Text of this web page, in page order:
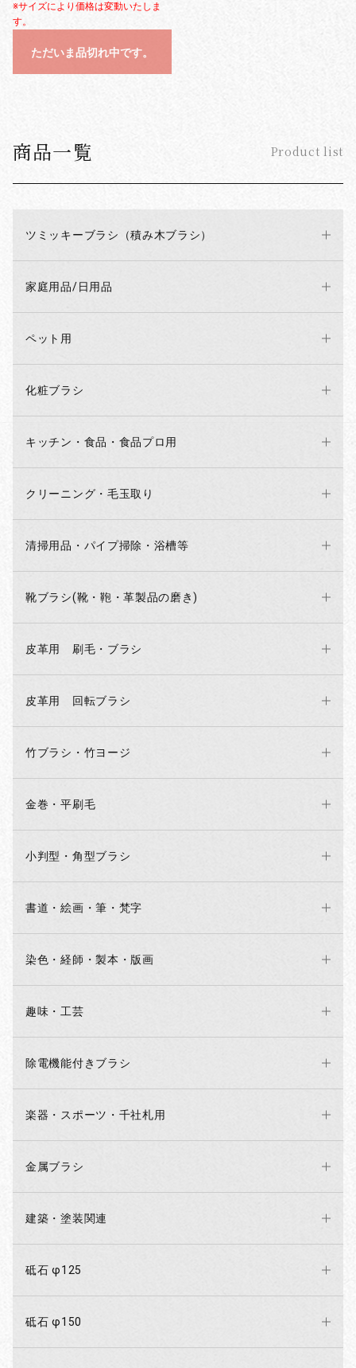
商品一覧 Product list
ツミッキーブラシ（積み木ブラシ）
家庭用品/日用品
ペット用
化粧ブラシ
キッチン・食品・食品プロ用
クリーニング・毛玉取り
清掃用品・パイプ掃除・浴槽等
靴ブラシ(靴・鞄・革製品の磨き)
皮革用 刷毛・ブラシ
皮革用 回転ブラシ
竹ブラシ・竹ヨージ
金巻・平刷毛
小判型・角型ブラシ
書道・絵画・筆・梵字
染色・経師・製本・版画
趣味・工芸
除電機能付きブラシ
楽器・スポーツ・千社札用
金属ブラシ
建築・塗装関連
砥石 φ125
砥石 φ150
※サイズにより価格は変動いたしま
す。
ただいま品切れ中です。